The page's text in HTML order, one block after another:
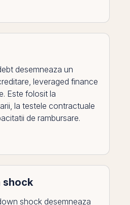
desemneaza un
leveraged finance
Este folosit la
la testele contractuale
de rambursare.
shock
shock desemneaza